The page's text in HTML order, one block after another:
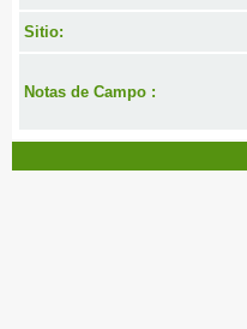
Sitio:
Notas de Campo :